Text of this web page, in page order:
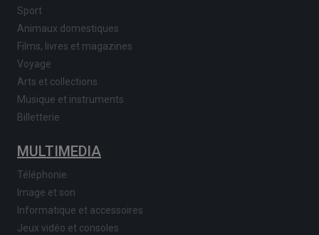
Sport
Animaux domestiques
Films, livres et magazines
Voyage
Arts et collections
Musique et instruments
Billetterie
MULTIMEDIA
Téléphonie
Image et son
Informatique et accessoires
Jeux vidéo et consoles